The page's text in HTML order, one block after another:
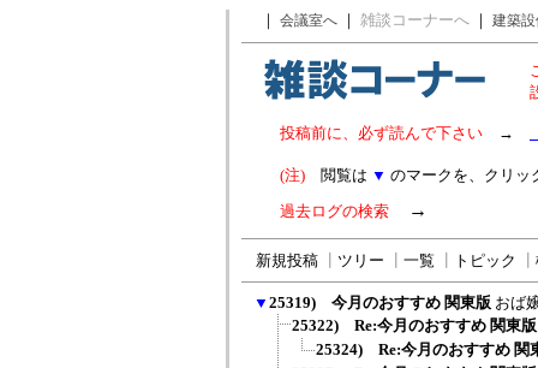
｜ 会議室へ ｜ 雑談コーナーへ ｜ 建築
投稿前に、必ず読んで下さい →
(注) 閲覧は ▼ のマークを、クリッ
過去ログの検索 →
新規投稿 ツリー 一覧 トピック
▼ 25319) 今月のおすすめ 関東版 おば
25322) Re:今月のおすすめ 関東版
25324) Re:今月のおすすめ 関